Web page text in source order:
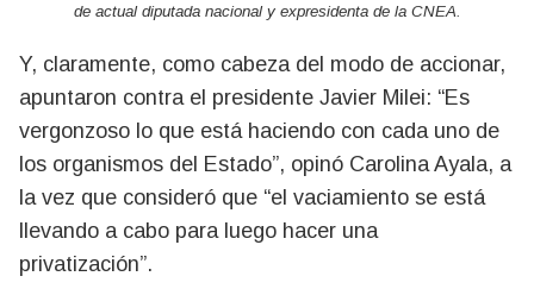
de actual diputada nacional y expresidenta de la CNEA.
Y, claramente, como cabeza del modo de accionar,
apuntaron contra el presidente Javier Milei: “Es
vergonzoso lo que está haciendo con cada uno de
los organismos del Estado”, opinó Carolina Ayala, a
la vez que consideró que “el vaciamiento se está
llevando a cabo para luego hacer una
privatización”.